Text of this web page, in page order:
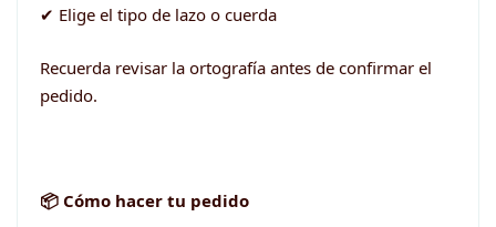
✔ Elige el tipo de lazo o cuerda
Recuerda revisar la ortografía antes de confirmar el
pedido.
📦 Cómo hacer tu pedido